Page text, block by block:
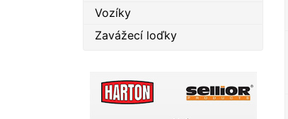
Vozíky
Zavážecí loďky